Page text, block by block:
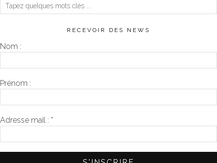
RECEVOIR DES NEWS
Nom :
Prénom :
Adresse mail : *